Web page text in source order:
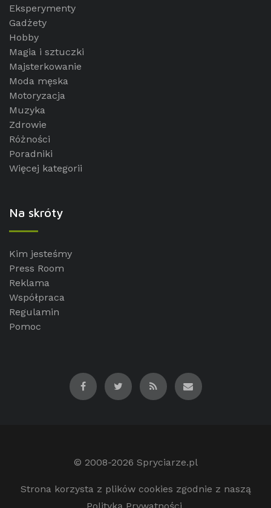
Eksperymenty
Gadżety
Hobby
Magia i sztuczki
Majsterkowanie
Moda męska
Motoryzacja
Muzyka
Zdrowie
Różności
Poradniki
Więcej kategorii
Na skróty
Kim jesteśmy
Press Room
Reklama
Współpraca
Regulamin
Pomoc
© 2008-2026 Spryciarze.pl
Strona korzysta z plików cookies zgodnie z naszą